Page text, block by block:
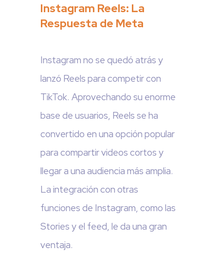
Instagram Reels: La
Respuesta de Meta
Instagram no se quedó atrás y
lanzó Reels para competir con
TikTok. Aprovechando su enorme
base de usuarios, Reels se ha
convertido en una opción popular
para compartir videos cortos y
llegar a una audiencia más amplia.
La integración con otras
funciones de Instagram, como las
Stories y el feed, le da una gran
ventaja.